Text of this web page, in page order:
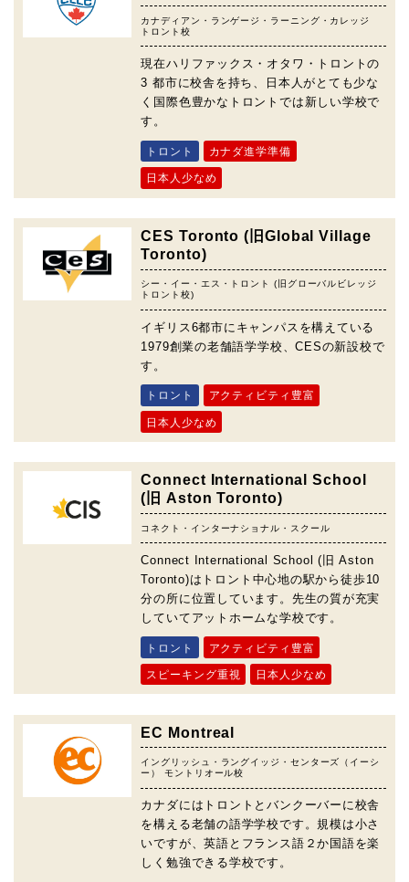
カナディアン・ランゲージ・ラーニング・カレッジ
トロント校
現在ハリファックス・オタワ・トロントの
3 都市に校舎を持ち、日本人がとても少な
く国際色豊かなトロントでは新しい学校で
す。
トロント カナダ進学準備
日本人少なめ
CES Toronto (旧Global Village
Toronto)
シー・イー・エス・トロント (旧グローバルビレッジ
トロント校)
イギリス6都市にキャンパスを構えている
1979創業の老舗語学学校、CESの新設校で
す。
トロント アクティビティ豊富
日本人少なめ
Connect International School
(旧 Aston Toronto)
コネクト・インターナショナル・スクール
Connect International School (旧 Aston
Toronto)はトロント中心地の駅から徒歩10
分の所に位置しています。先生の質が充実
していてアットホームな学校です。
トロント アクティビティ豊富
スピーキング重視 日本人少なめ
EC Montreal
イングリッシュ・ラングイッジ・センターズ（イーシ
ー） モントリオール校
カナダにはトロントとバンクーバーに校舎
を構える老舗の語学学校です。規模は小さ
いですが、英語とフランス語２か国語を楽
しく勉強できる学校です。